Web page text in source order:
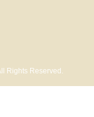
Rights Reserved.